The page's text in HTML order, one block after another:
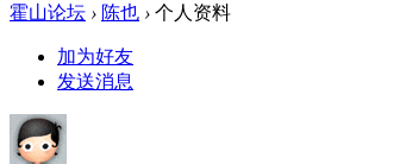
霍山论坛 › 陈也 › 个人资料
加为好友
发送消息